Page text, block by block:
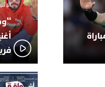
الإثنين 6 أكتوبر